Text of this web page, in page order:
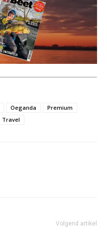
Oeganda
Premium
Travel
Volgend artikel